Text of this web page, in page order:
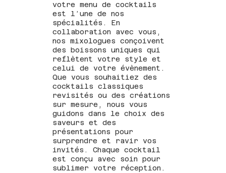
votre menu de cocktails
est l’une de nos
spécialités. En
collaboration avec vous,
nos mixologues conçoivent
des boissons uniques qui
reflètent votre style et
celui de votre évènement.
Que vous souhaitiez des
cocktails classiques
revisités ou des créations
sur mesure, nous vous
guidons dans le choix des
saveurs et des
présentations pour
surprendre et ravir vos
invités. Chaque cocktail
est conçu avec soin pour
sublimer votre réception.